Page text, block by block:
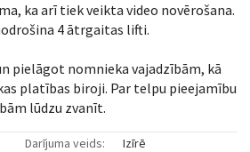
ka arī tiek veikta video novērošana.
4 ātrgaitas lifti.
pielāgot nomnieka vajadzībām, kā
platības biroji. Par telpu pieejamību
lūdzu zvanīt.
Darījuma veids:
Izīrē